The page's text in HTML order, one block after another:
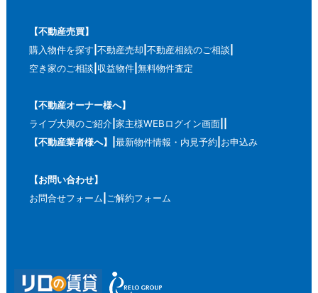
【不動産売買】
購入物件を探す 不動産売却 不動産相続のご相談
空き家のご相談 収益物件 無料物件査定
【不動産オーナー様へ】
ライブ大興のご紹介 家主様WEBログイン画面
【不動産業者様へ】
最新物件情報・内見予約 お申込み
【お問い合わせ】
お問合せフォーム ご解約フォーム